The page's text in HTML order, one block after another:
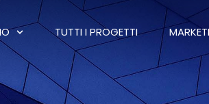
TUTTI I PROGETTI